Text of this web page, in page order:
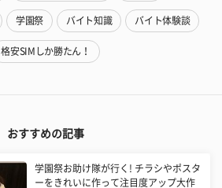
学園祭 バイト知識 バイト体験談
格安SIMしか勝たん！
おすすめの記事
学園祭お助け隊が行く! チラシやポスタ
ーをきれいに作って注目度アップ大作